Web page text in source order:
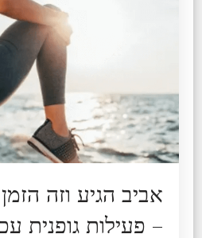
אביב הגיע וזה
– פעילות גופנית